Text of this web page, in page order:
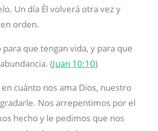
Un día Él volverá otra vez y
orden.
que tengan vida, y para que
(Juan 10:10)
cuánto nos ama Dios, nuestro
Nos arrepentimos por el
hecho y le pedimos que nos